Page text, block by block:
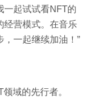
一起试试看NFT的
经营模式。在音乐
一起继续加油！”
域的先行者。